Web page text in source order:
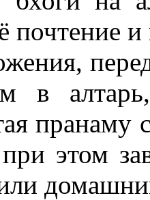
почтение
в
пранаму
этом
или